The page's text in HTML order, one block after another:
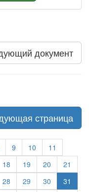
документ
страница
9 10
11
18 19 20
21
28 29 30
31